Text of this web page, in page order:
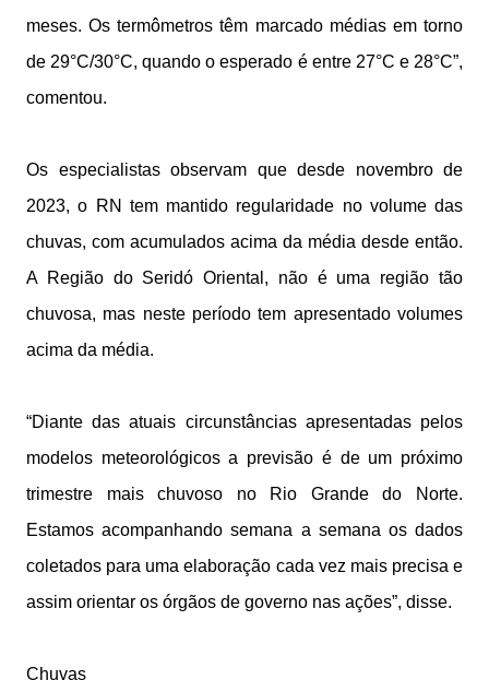
meses. Os termômetros têm marcado médias em torno
de 29°C/30°C, quando o esperado é entre 27°C e 28°C”,
comentou.
Os especialistas observam que desde novembro de
2023, o RN tem mantido regularidade no volume das
chuvas, com acumulados acima da média desde então.
A ⁠Região do Seridó Oriental, não é uma região tão
chuvosa, mas neste período tem apresentado volumes
acima da média.
“Diante das atuais circunstâncias apresentadas pelos
modelos meteorológicos a previsão é de um próximo
trimestre mais chuvoso no Rio Grande do Norte.
Estamos acompanhando semana a semana os dados
coletados para uma elaboração cada vez mais precisa e
assim orientar os órgãos de governo nas ações”, disse.
Chuvas